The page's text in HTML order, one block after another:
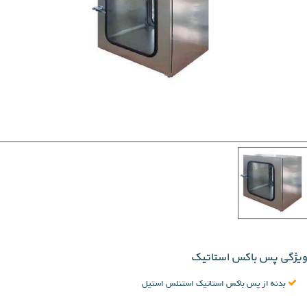
ویژگی پس باکس استاتیک
بدنه از پس باکس استاتیک استنلس استیل